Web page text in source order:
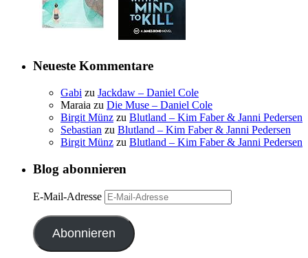
Neueste Kommentare
Gabi zu Jackdaw – Daniel Cole
Maraia zu Die Muse – Daniel Cole
Birgit Münz zu Blutland – Kim Faber & Janni Pedersen
Sebastian zu Blutland – Kim Faber & Janni Pedersen
Birgit Münz zu Blutland – Kim Faber & Janni Pedersen
Blog abonnieren
E-Mail-Adresse
Abonnieren